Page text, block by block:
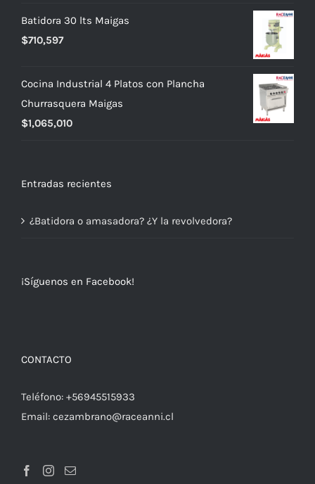
original
actual
Batidora 30 lts Maigas
$710,597
Cocina Industrial 4 Platos con Plancha
Churrasquera Maigas
$1,065,010
Entradas recientes
¿Batidora o amasadora? ¿Y la revolvedora?
¡Síguenos en Facebook!
CONTACTO
Teléfono: +56945515933
Email: cezambrano@raceanni.cl